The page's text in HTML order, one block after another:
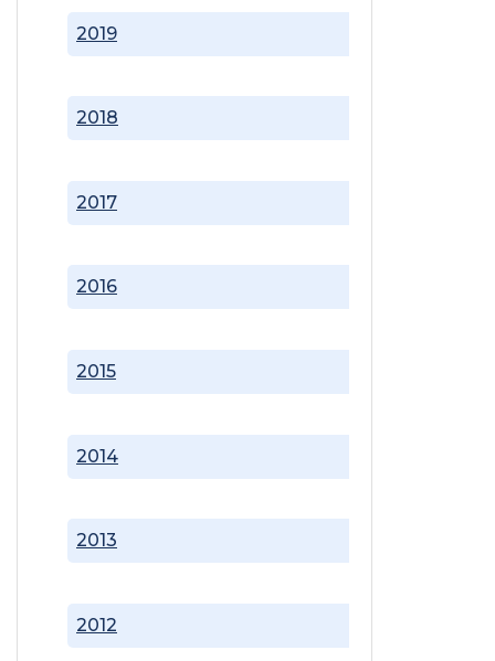
2012
2013
2014
2015
2016
2017
2018
2019